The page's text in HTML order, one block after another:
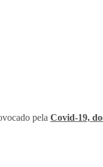
pela Covid-19,